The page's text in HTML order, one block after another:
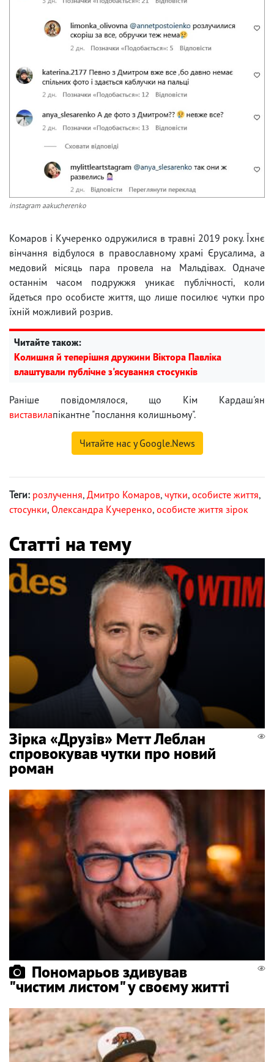
instagram aakucherenko
Комаров і Кучеренко одружилися в травні 2019 року. Їхнє
вінчання відбулося в православному храмі Єрусалима, а
медовий місяць пара провела на Мальдівах. Одначе
останнім часом подружжя уникає публічності, коли
йдеться про особисте життя, що лише посилює чутки про
їхній можливий розрив.
Читайте також:
Колишня й теперішня дружини Віктора Павліка
влаштували публічне з'ясування стосунків
Раніше повідомлялося, що Кім Кардаш'ян
виставилапікантне "послання колишньому".
Читайте нас у Google.News
Теги: розлучення, Дмитро Комаров, чутки, особисте життя,
стосунки, Олександра Кучеренко, особисте життя зірок
Статті на тему
Зірка «Друзів» Метт Леблан
спровокував чутки про новий
роман
Пономарьов здивував
"чистим листом" у своєму житті